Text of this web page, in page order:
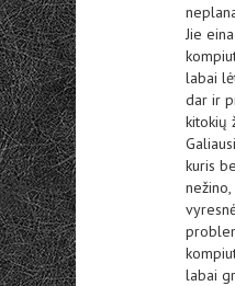
Jie
labai
dar ir
kitokių
kuris
labai